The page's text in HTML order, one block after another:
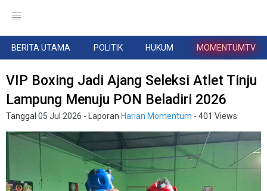
BERITA UTAMA POLITIK HUKUM MOMENTUMTV
VIP Boxing Jadi Ajang Seleksi Atlet Tinju
Lampung Menuju PON Beladiri 2026
Tanggal 05 Jul 2026 - Laporan Harian Momentum - 401 Views